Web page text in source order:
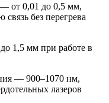
от 0,01 до 0,5 мм,
связь без перегрева
1,5 мм при работе в
— 900–1070 нм,
лазеров